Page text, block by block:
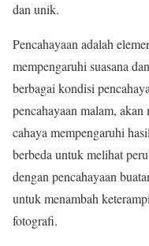
dan unik.
Pencahayaan adalah
mempengaruhi suasana
berbagai kondisi
pencahayaan malam,
cahaya mempengaruhi
berbeda untuk melihat
dengan pencahayaan
untuk menambah
fotografi.